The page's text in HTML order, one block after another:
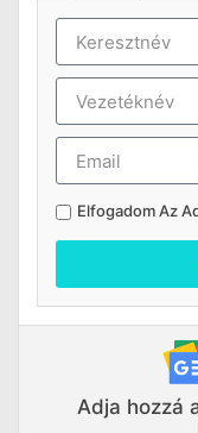
Elfogadom Az
Adja hozzá